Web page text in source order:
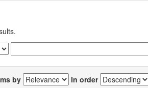
by In order